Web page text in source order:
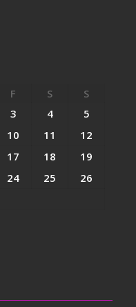
F S
S
3 4
5
10 11
12
17 18
19
24 25
26